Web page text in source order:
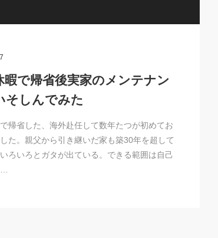
暇で帰省後実家のメンテナン
そしんでみた
帰省した、海外赴任して数年たつが初めてお
た。親父から引き継いだ家も築30年を超して
ろいろとガタが出ている。できる範囲は自己